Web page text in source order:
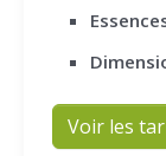
Voir les